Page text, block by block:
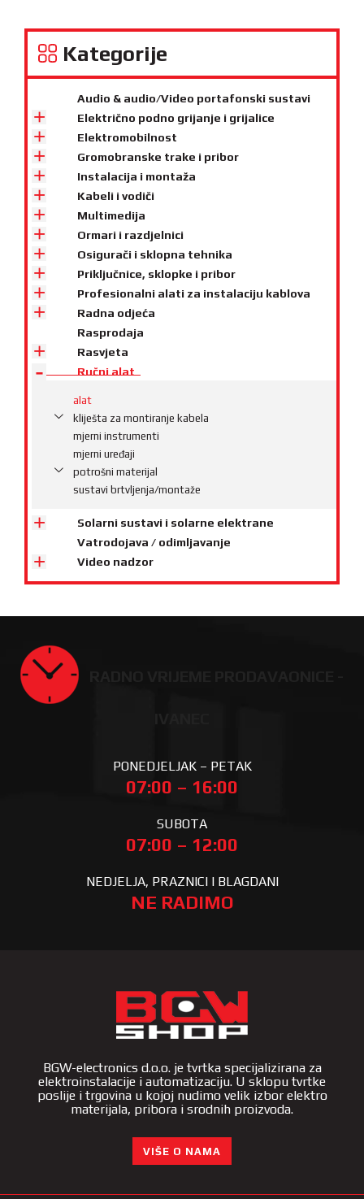
Kategorije
Audio & audio/Video portafonski sustavi
Električno podno grijanje i grijalice
Elektromobilnost
Gromobranske trake i pribor
Instalacija i montaža
Kabeli i vodiči
Multimedija
Ormari i razdjelnici
Osigurači i sklopna tehnika
Priključnice, sklopke i pribor
Profesionalni alati za instalaciju kablova
Radna odjeća
Rasprodaja
Rasvjeta
Ručni alat
alat
kliješta za montiranje kabela
mjerni instrumenti
mjerni uređaji
potrošni materijal
sustavi brtvljenja/montaže
Solarni sustavi i solarne elektrane
Vatrodojava / odimljavanje
Video nadzor
PONEDJELJAK – PETAK
07:00 – 16:00
SUBOTA
07:00 – 12:00
NEDJELJA, PRAZNICI I BLAGDANI
NE RADIMO
BGW-electronics d.o.o. je tvrtka specijalizirana za
elektroinstalacije i automatizaciju. U sklopu tvrtke
poslije i trgovina u kojoj nudimo velik izbor elektro
materijala, pribora i srodnih proizvoda.
VIŠE O NAMA